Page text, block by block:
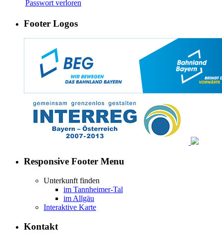
Passwort verloren
Footer Logos
Responsive Footer Menu
Unterkunft finden
im Tannheimer-Tal
im Allgäu
Interaktive Karte
Kontakt